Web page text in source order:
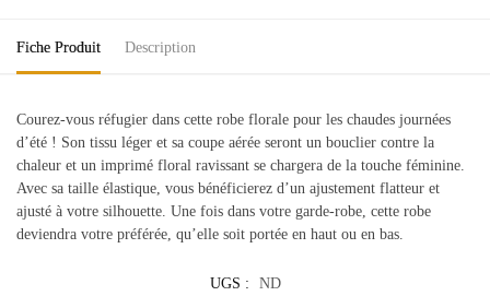
Fiche Produit Description
Courez-vous réfugier dans cette robe florale pour les chaudes journées
d’été ! Son tissu léger et sa coupe aérée seront un bouclier contre la
chaleur et un imprimé floral ravissant se chargera de la touche féminine.
Avec sa taille élastique, vous bénéficierez d’un ajustement flatteur et
ajusté à votre silhouette. Une fois dans votre garde-robe, cette robe
deviendra votre préférée, qu’elle soit portée en haut ou en bas.
UGS :
ND